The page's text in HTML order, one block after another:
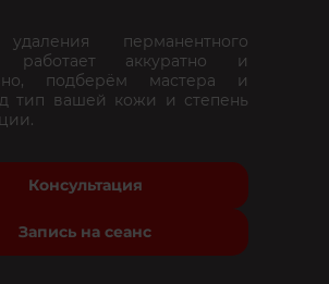
перманентного
работает аккуратно и
подберём мастера и
тип вашей кожи и степень
Консультация
Запись на сеанс